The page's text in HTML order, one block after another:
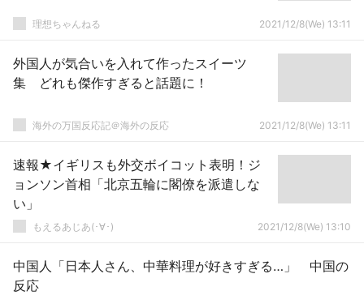
理想ちゃんねる 2021/12/8(We) 13:11
外国人が気合いを入れて作ったスイーツ
集 どれも傑作すぎると話題に！
海外の万国反応記＠海外の反応 2021/12/8(We) 13:11
速報★イギリスも外交ボイコット表明！ジ
ョンソン首相「北京五輪に閣僚を派遣しな
い」
もえるあじあ(･∀･) 2021/12/8(We) 13:10
中国人「日本人さん、中華料理が好きすぎる…」 中国の
反応